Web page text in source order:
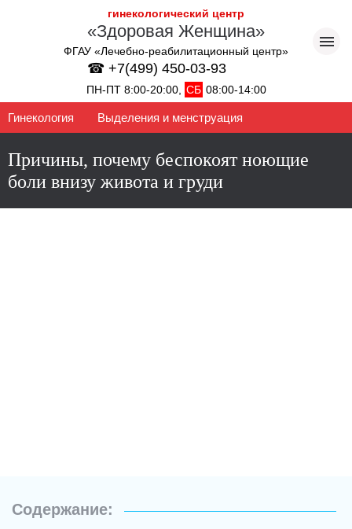
гинекологический центр
«Здоровая Женщина»
ФГАУ «Лечебно-реабилитационный центр»
☎ +7(499) 450-03-93
ПН-ПТ 8:00-20:00, СБ 08:00-14:00
Гинекология Выделения и менструация
Причины, почему беспокоят ноющие
боли внизу живота и груди
Содержание: